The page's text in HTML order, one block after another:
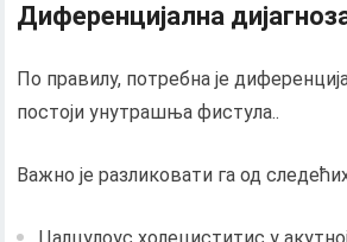
Диференцијална
По правилу, потребна је
постоји унутрашња фистула..
Важно је разликовати га од